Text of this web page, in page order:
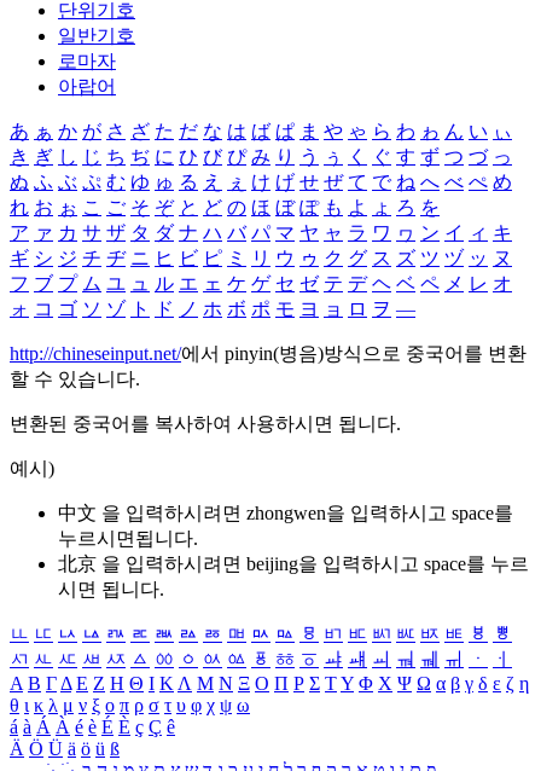
단위기호
일반기호
로마자
아랍어
あ ぁ か が さ ざ た だ な は ば ぱ ま や ゃ ら わ ゎ ん い ぃ
き ぎ し じ ち ぢ に ひ び ぴ み り う ぅ く ぐ す ず つ づ っ
ぬ ふ ぶ ぷ む ゆ ゅ る え ぇ け げ せ ぜ て で ね へ べ ぺ め
れ お ぉ こ ご そ ぞ と ど の ほ ぼ ぽ も よ ょ ろ を
ア ァ カ サ ザ タ ダ ナ ハ バ パ マ ヤ ャ ラ ワ ヮ ン イ ィ キ
ギ シ ジ チ ヂ ニ ヒ ビ ピ ミ リ ウ ゥ ク グ ス ズ ツ ヅ ッ ヌ
フ ブ プ ム ユ ュ ル エ ェ ケ ゲ セ ゼ テ デ ヘ ベ ペ メ レ オ
ォ コ ゴ ソ ゾ ト ド ノ ホ ボ ポ モ ヨ ョ ロ ヲ ―
http://chineseinput.net/에서 pinyin(병음)방식으로 중국어를 변환
할 수 있습니다.
변환된 중국어를 복사하여 사용하시면 됩니다.
예시)
中文 을 입력하시려면 zhongwen을 입력하시고 space를
누르시면됩니다.
北京 을 입력하시려면 beijing을 입력하시고 space를 누르
시면 됩니다.
ㅥ ㅦ ㅧ ㅨ ㅩ ㅪ ㅫ ㅬ ㅭ ㅮ ㅯ ㅰ ㅱ ㅲ ㅳ ㅴ ㅵ ㅶ ㅷ ㅸ
ㅹ
ㅺ ㅻ ㅼ ㅽ ㅾ ㅿ ㆀ ㆁ ㆂ ㆃ ㆄ ㆅ ㆆ ㆇ ㆈ ㆉ ㆊ ㆋ ㆌ ㆍ
ㆎ
Α Β ΓΔ Ε Ζ Η Θ Ι ΚΛ Μ Ν Ξ Ο Π Ρ Σ ΤΥ Φ Χ Ψ Ω α β γ δ ε ζ η
θ ι κ λ μ ν ξ ο π ρ σ τ υ φ χ ψ ω
á à Á À é è É È ç Ç ê
Ä Ö Ü ä ö ü ß